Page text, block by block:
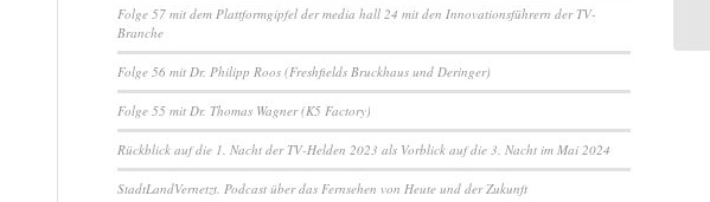
Folge 57 mit dem Plattformgipfel der media hall 24 mit den Innovationsführern der TV-
Branche
Folge 56 mit Dr. Philipp Roos (Freshfields Bruckhaus und Deringer)
Folge 55 mit Dr. Thomas Wagner (K5 Factory)
Rückblick auf die 1. Nacht der TV-Helden 2023 als Vorblick auf die 3. Nacht im Mai 2024
StadtLandVernetzt. Podcast über das Fernsehen von Heute und der Zukunft